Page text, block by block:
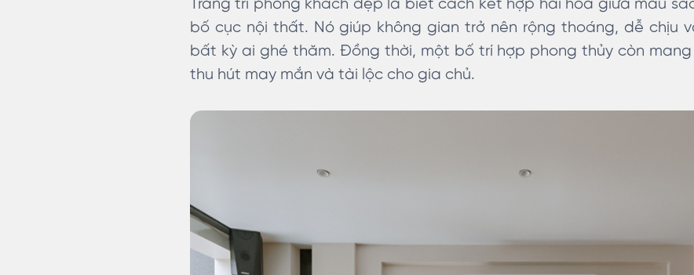
Trang trí phòng khách đẹp là biết cách kết hợp hài hòa giữa màu
bố cục nội thất. Nó giúp không gian trở nên rộng thoáng, dễ chịu
bất kỳ ai ghé thăm. Đồng thời, một bố trí hợp phong thủy còn
thu hút may mắn và tài lộc cho gia chủ.